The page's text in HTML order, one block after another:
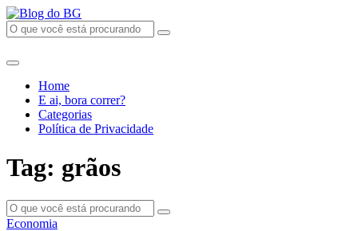
Home
E ai, bora correr?
Categorias
Política de Privacidade
Tag: grãos
Economia